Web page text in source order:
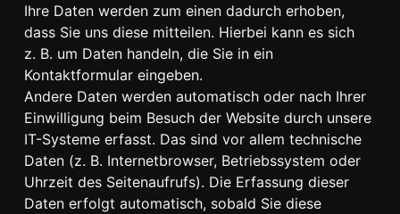
Ihre Daten werden zum einen dadurch erhoben,
dass Sie uns diese mitteilen. Hierbei kann es sich
z. B. um Daten handeln, die Sie in ein
Kontaktformular eingeben.
Andere Daten werden automatisch oder nach Ihrer
Einwilligung beim Besuch der Website durch unsere
IT-Systeme erfasst. Das sind vor allem technische
Daten (z. B. Internetbrowser, Betriebssystem oder
Uhrzeit des Seitenaufrufs). Die Erfassung dieser
Daten erfolgt automatisch, sobald Sie diese